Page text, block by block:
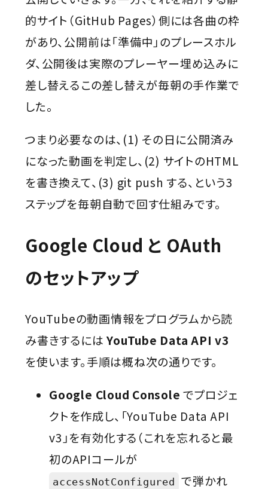
的サイト（GitHub Pages）側には各曲の枠
があり、公開前は「準備中」のプレースホル
ダ、公開後は実際のプレーヤー埋め込みに
差し替える――この差し替えが毎朝の手作業で
した。
つまり必要なのは、(1) その日に公開済み
になった動画を判定し、(2) サイトのHTML
を書き換えて、(3) git push する、という3
ステップを毎朝自動で回す仕組みです。
Google Cloud と OAuth
のセットアップ
YouTubeの動画情報をプログラムから読
み書きするにはYouTube Data API v3
を使います。手順は概ね次の通りです。
Google Cloud Console でプロジェ
クトを作成し、「YouTube Data API
v3」を有効化する（これを忘れると最
初のAPIコールが
accessNotConfigured で弾かれ